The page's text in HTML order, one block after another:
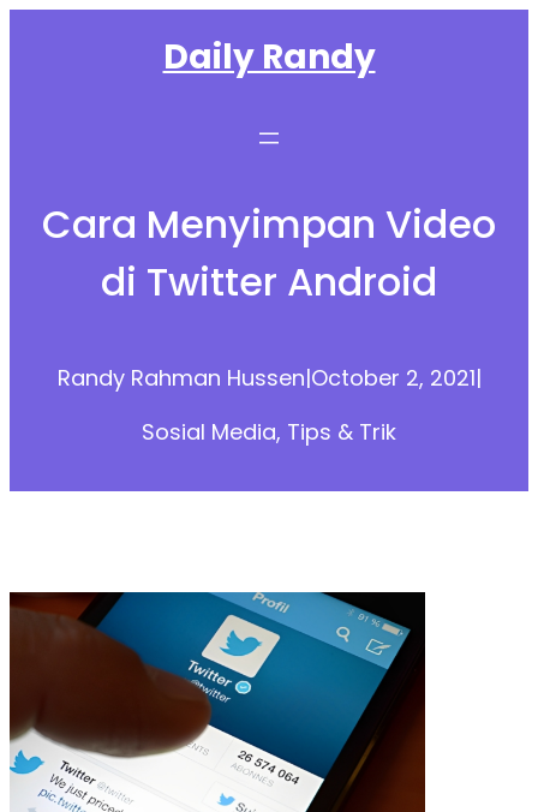
Daily Randy
Cara Menyimpan Video
di Twitter Android
Randy Rahman Hussen|October 2, 2021|
Sosial Media, Tips & Trik